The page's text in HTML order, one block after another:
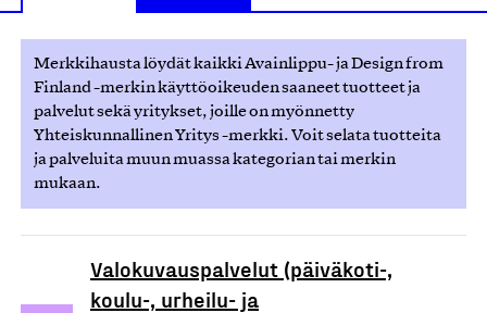
Merkkihausta löydät kaikki Avainlippu- ja Design from
Finland -merkin käyttöoikeuden saaneet tuotteet ja
palvelut sekä yritykset, joille on myönnetty
Yhteiskunnallinen Yritys -merkki. Voit selata tuotteita
ja palveluita muun muassa kategorian tai merkin
mukaan.
Valokuvauspalvelut (päiväkoti-,
koulu-, urheilu- ja